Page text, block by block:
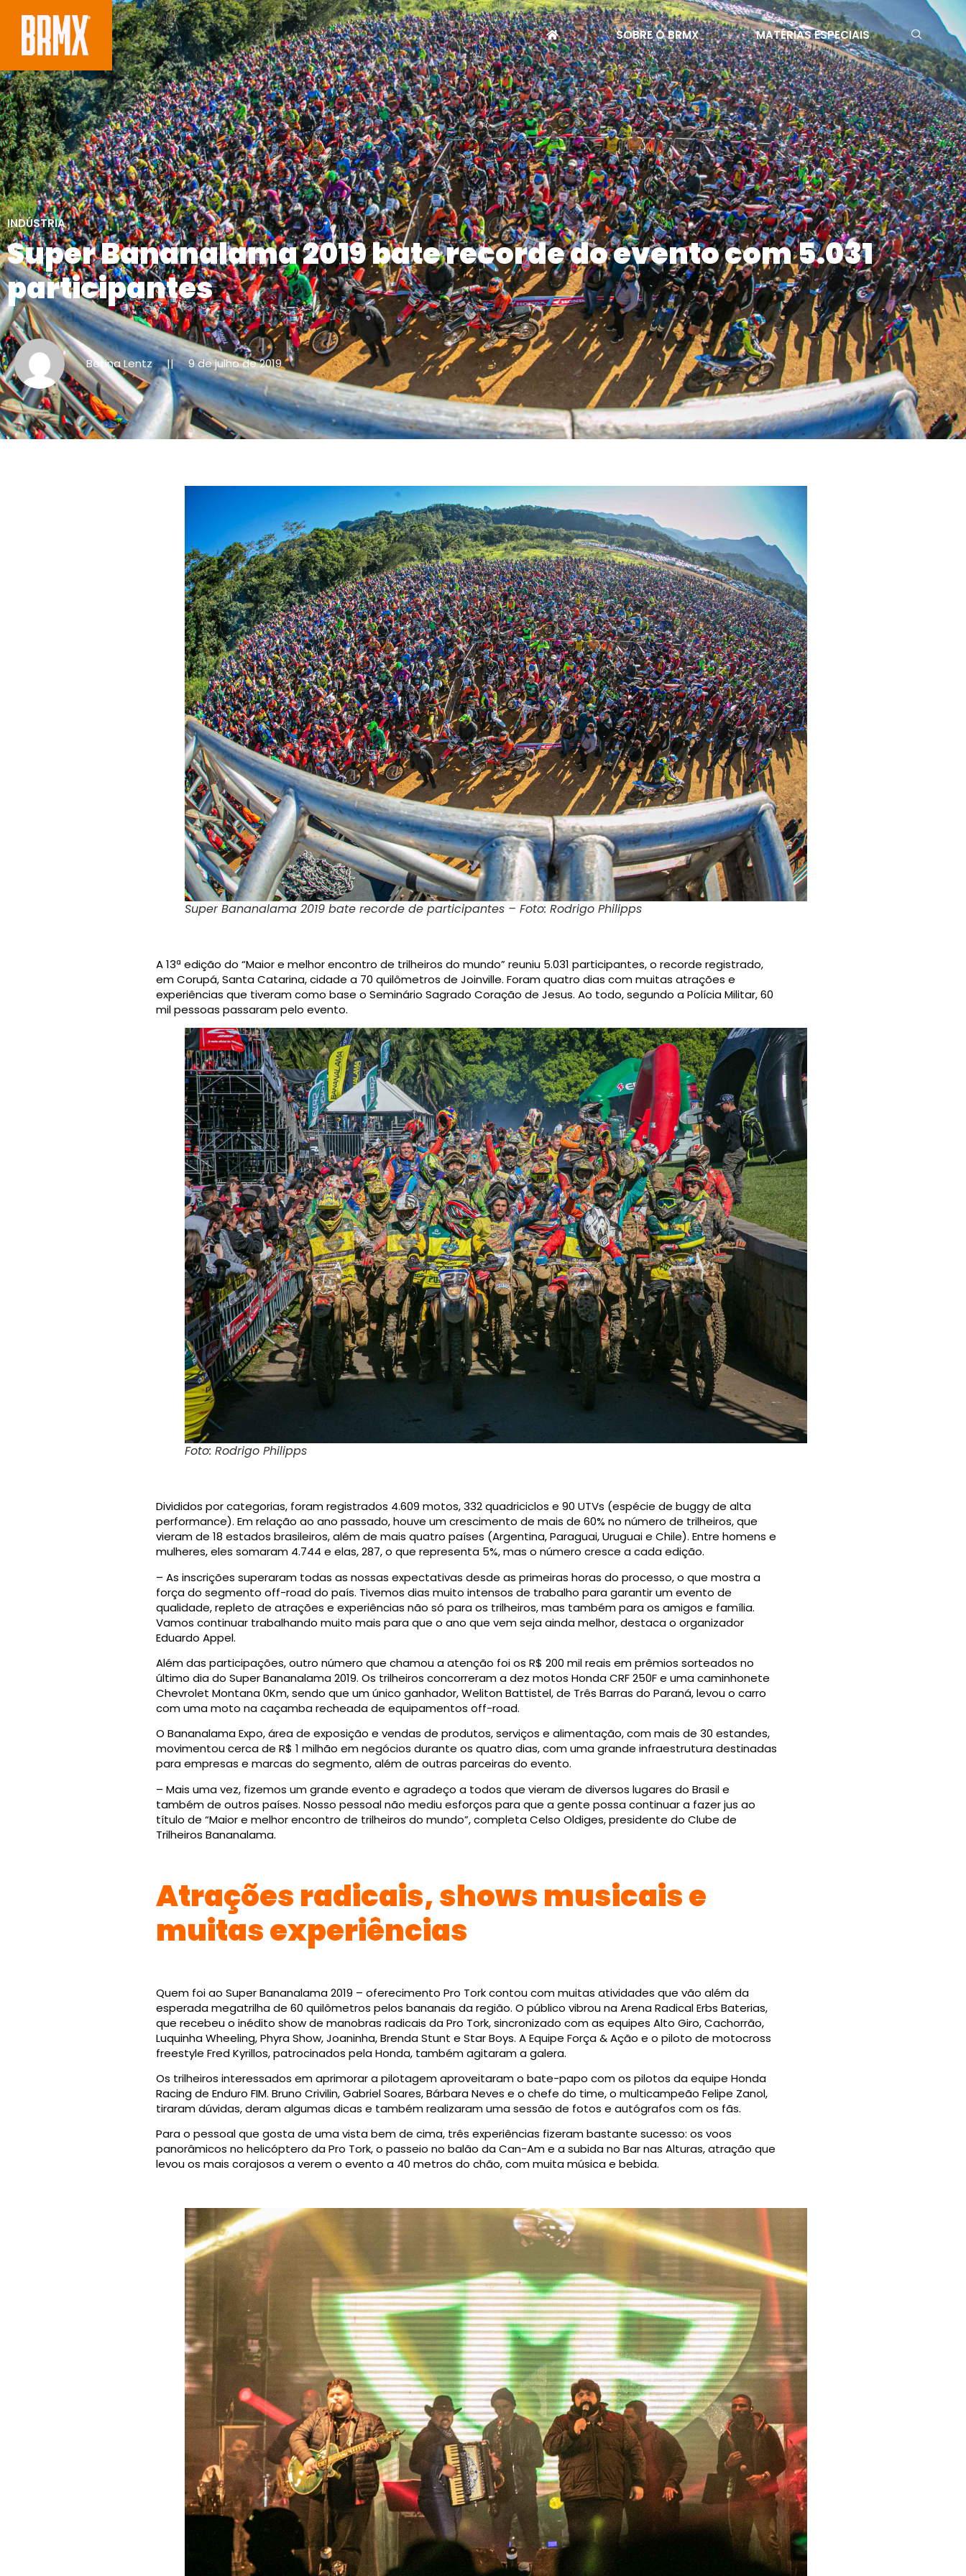
SOBRE O BRMX MATÉRIAS ESPECIAIS
INDÚSTRIA
Super Bananalama 2019 bate recorde do evento com 5.031
participantes
Betina Lentz || 9 de julho de 2019
Super Bananalama 2019 bate recorde de participantes – Foto: Rodrigo Philipps
A 13ª edição do “Maior e melhor encontro de trilheiros do mundo” reuniu 5.031 participantes, o recorde registrado,
em Corupá, Santa Catarina, cidade a 70 quilômetros de Joinville. Foram quatro dias com muitas atrações e
experiências que tiveram como base o Seminário Sagrado Coração de Jesus. Ao todo, segundo a Polícia Militar, 60
mil pessoas passaram pelo evento.
Foto: Rodrigo Philipps
Divididos por categorias, foram registrados 4.609 motos, 332 quadriciclos e 90 UTVs (espécie de buggy de alta
performance). Em relação ao ano passado, houve um crescimento de mais de 60% no número de trilheiros, que
vieram de 18 estados brasileiros, além de mais quatro países (Argentina, Paraguai, Uruguai e Chile). Entre homens e
mulheres, eles somaram 4.744 e elas, 287, o que representa 5%, mas o número cresce a cada edição.
– As inscrições superaram todas as nossas expectativas desde as primeiras horas do processo, o que mostra a
força do segmento off-road do país. Tivemos dias muito intensos de trabalho para garantir um evento de
qualidade, repleto de atrações e experiências não só para os trilheiros, mas também para os amigos e família.
Vamos continuar trabalhando muito mais para que o ano que vem seja ainda melhor, destaca o organizador
Eduardo Appel.
Além das participações, outro número que chamou a atenção foi os R$ 200 mil reais em prêmios sorteados no
último dia do Super Bananalama 2019. Os trilheiros concorreram a dez motos Honda CRF 250F e uma caminhonete
Chevrolet Montana 0Km, sendo que um único ganhador, Weliton Battistel, de Três Barras do Paraná, levou o carro
com uma moto na caçamba recheada de equipamentos off-road.
O Bananalama Expo, área de exposição e vendas de produtos, serviços e alimentação, com mais de 30 estandes,
movimentou cerca de R$ 1 milhão em negócios durante os quatro dias, com uma grande infraestrutura destinadas
para empresas e marcas do segmento, além de outras parceiras do evento.
– Mais uma vez, fizemos um grande evento e agradeço a todos que vieram de diversos lugares do Brasil e
também de outros países. Nosso pessoal não mediu esforços para que a gente possa continuar a fazer jus ao
título de “Maior e melhor encontro de trilheiros do mundo”, completa Celso Oldiges, presidente do Clube de
Trilheiros Bananalama.
Atrações radicais, shows musicais e
muitas experiências
Quem foi ao Super Bananalama 2019 – oferecimento Pro Tork contou com muitas atividades que vão além da
esperada megatrilha de 60 quilômetros pelos bananais da região. O público vibrou na Arena Radical Erbs Baterias,
que recebeu o inédito show de manobras radicais da Pro Tork, sincronizado com as equipes Alto Giro, Cachorrão,
Luquinha Wheeling, Phyra Show, Joaninha, Brenda Stunt e Star Boys. A Equipe Força & Ação e o piloto de motocross
freestyle Fred Kyrillos, patrocinados pela Honda, também agitaram a galera.
Os trilheiros interessados em aprimorar a pilotagem aproveitaram o bate-papo com os pilotos da equipe Honda
Racing de Enduro FIM. Bruno Crivilin, Gabriel Soares, Bárbara Neves e o chefe do time, o multicampeão Felipe Zanol,
tiraram dúvidas, deram algumas dicas e também realizaram uma sessão de fotos e autógrafos com os fãs.
Para o pessoal que gosta de uma vista bem de cima, três experiências fizeram bastante sucesso: os voos
panorâmicos no helicóptero da Pro Tork, o passeio no balão da Can-Am e a subida no Bar nas Alturas, atração que
levou os mais corajosos a verem o evento a 40 metros do chão, com muita música e bebida.